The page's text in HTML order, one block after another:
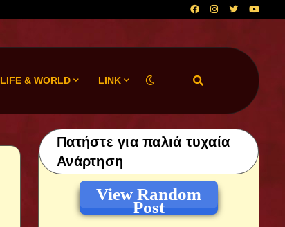
LIFE & WORLD LINK
Πατήστε για παλιά τυχαία
Ανάρτηση
View Random
Post